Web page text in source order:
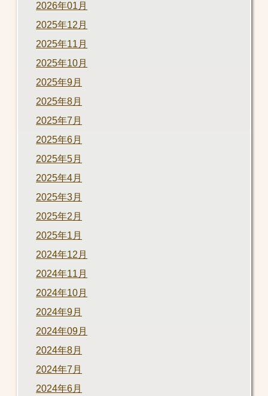
2026年01月
2025年12月
2025年11月
2025年10月
2025年9月
2025年8月
2025年7月
2025年6月
2025年5月
2025年4月
2025年3月
2025年2月
2025年1月
2024年12月
2024年11月
2024年10月
2024年9月
2024年09月
2024年8月
2024年7月
2024年6月